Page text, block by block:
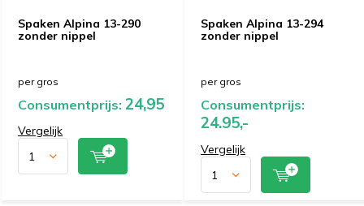
Spaken Alpina 13-290
zonder nippel
per gros
Consumentprijs: 24,95
Vergelijk
Spaken Alpina 13-294
zonder nippel
per gros
Consumentprijs:
24.95,-
Vergelijk